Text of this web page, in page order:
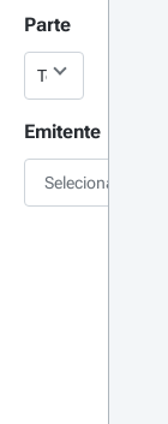
Parte
Emitente
Selecionar